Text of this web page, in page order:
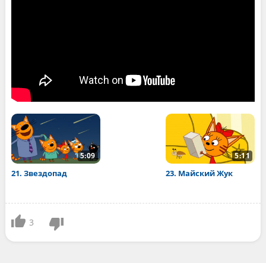
5:09
21. Звездопад
5:11
23. Майский Жук
3